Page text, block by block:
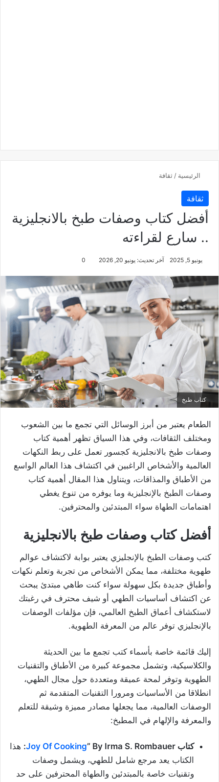
الرئيسية / ثقافة
ثقافة
أفضل كتاب وصفات طبخ بالانجليزية
.. سارع لقراءته
يونيو 5, 2025 آخر تحديث: يونيو 20, 2026 0
كتاب طبخ
الطعام يعتبر من أبرز الوسائل التي تجمع ما بين الشعوب
ومختلف الثقافات، وفي هذا السياق تظهر أهمية كتاب
وصفات طبخ بالانجليزية كجسور تعمل على ربط النكهات
العالمية والأشخاص الراغبين في اكتشاف هذا العالم الواسع
من الأطباق والمذاقات، ويتناول هذا المقال أهمية كتاب
وصفات الطبخ بالإنجليزية وما يوفره من تنوع يغطي
اهتمامات الطهاة سواء المبتدئين والمحترفين.
أفضل كتاب وصفات طبخ بالانجليزية
كتب وصفات الطبخ بالإنجليزي يعتبر بوابة لاكتشاف عوالم
طهوية مختلفة، مما يمكن الأشخاص من تجربة وتعلم نكهات
وأطباق جديدة بكل سهولة سواء كنت طاهي مبتدئ يبحث
عن اكتشاف أساسيات الطهي أو شيف محترف في رغبتك
لاستكشاف أعماق الطبخ العالمي، فإن مؤلفات الوصفات
بالإنجليزي توفر عالم من المعرفة الطهوية.
إليك قائمة خاصة بأسماء كتب تجمع ما بين الحديثة
والكلاسيكية، وتشمل مجموعة كبيرة من الأطباق والتقنيات
الطهوية وتوفر لمحة عميقة ومتعددة حول مجال الطهي،
انطلاقا من الأساسيات ومرورا التقنيات المتقدمة ثم
الوصفات العالمية، مما يجعلها مصادر مميزة وشيقة للتعلم
والمعرفة والإلهام في المطبخ:
كتاب Joy Of Cooking” By Irma S. Rombauer:
هذا
الكتاب يعد مرجع شامل للطهي، ويشمل وصفات
وتقنيات خاصة بالمبتدئين والطهاة المحترفين على حد